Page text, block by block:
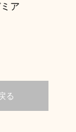
ア
る